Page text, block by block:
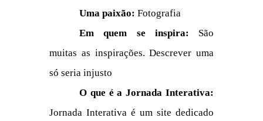
Uma paixão: Fotografia
Em quem se inspira: São
muitas as inspirações. Descrever uma
só seria injusto
O que é a Jornada Interativa:
Jornada Interativa é um site dedicado